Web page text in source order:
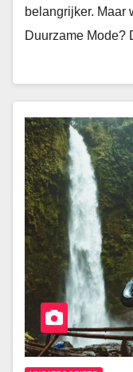
belangrijker. Maar
Duurzame Mode?